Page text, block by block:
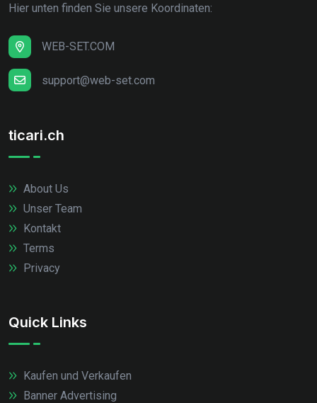
Hier unten finden Sie unsere Koordinaten:
WEB-SET.COM
support@web-set.com
ticari.ch
About Us
Unser Team
Kontakt
Terms
Privacy
Quick Links
Kaufen und Verkaufen
Banner Advertising